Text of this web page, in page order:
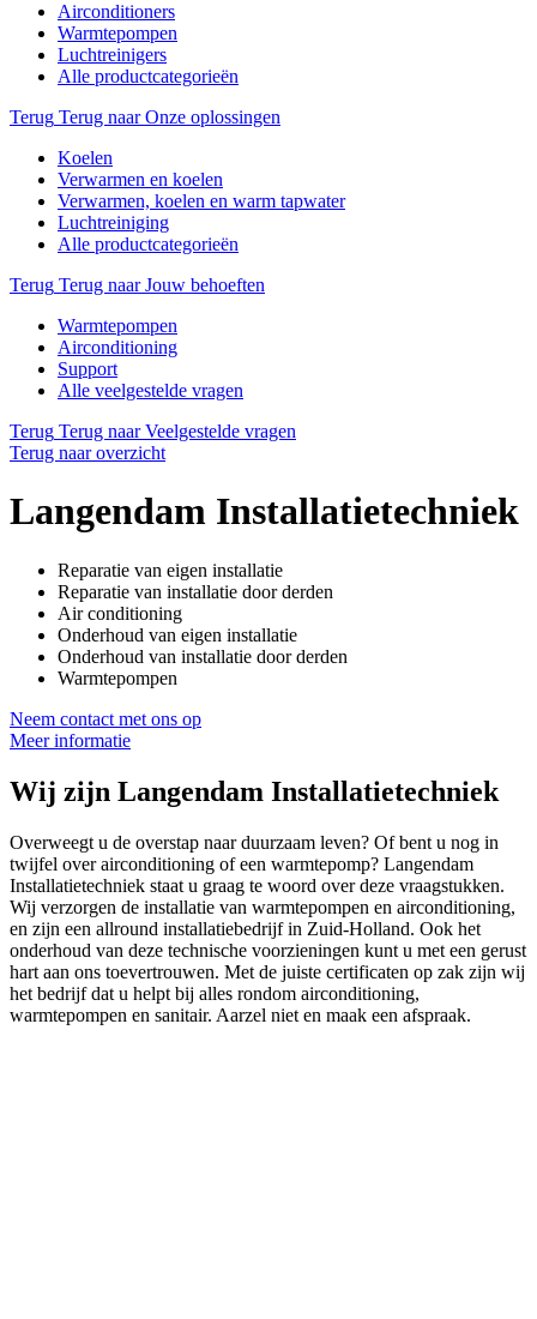
Airconditioners
Warmtepompen
Luchtreinigers
Alle productcategorieën
Terug Terug naar Onze oplossingen
Koelen
Verwarmen en koelen
Verwarmen, koelen en warm tapwater
Luchtreiniging
Alle productcategorieën
Terug Terug naar Jouw behoeften
Warmtepompen
Airconditioning
Support
Alle veelgestelde vragen
Terug Terug naar Veelgestelde vragen
Terug naar overzicht
Langendam Installatietechniek
Reparatie van eigen installatie
Reparatie van installatie door derden
Air conditioning
Onderhoud van eigen installatie
Onderhoud van installatie door derden
Warmtepompen
Neem contact met ons op
Meer informatie
Wij zijn Langendam Installatietechniek
Overweegt u de overstap naar duurzaam leven? Of bent u nog in
twijfel over airconditioning of een warmtepomp? Langendam
Installatietechniek staat u graag te woord over deze vraagstukken.
Wij verzorgen de installatie van warmtepompen en airconditioning,
en zijn een allround installatiebedrijf in Zuid-Holland. Ook het
onderhoud van deze technische voorzieningen kunt u met een gerust
hart aan ons toevertrouwen. Met de juiste certificaten op zak zijn wij
het bedrijf dat u helpt bij alles rondom airconditioning,
warmtepompen en sanitair. Aarzel niet en maak een afspraak.